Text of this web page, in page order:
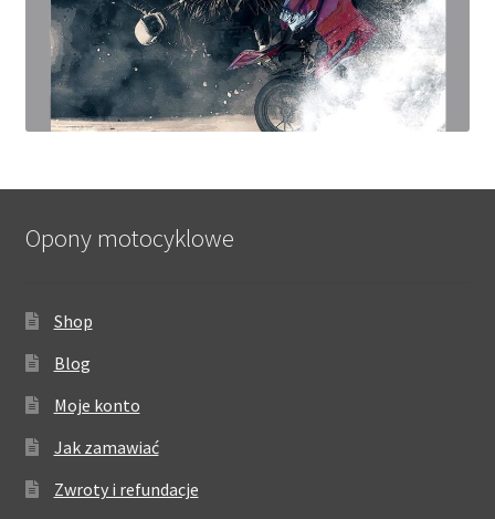
Opony motocyklowe
Shop
Blog
Moje konto
Jak zamawiać
Zwroty i refundacje